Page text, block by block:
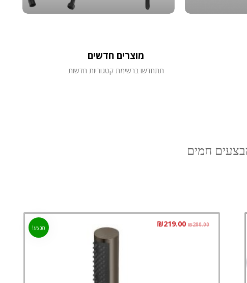
מוצרים חדשים
תתחדשו ברשימת קטגוריות חדשות
חמים
₪280.00
₪219.00 מבצע!